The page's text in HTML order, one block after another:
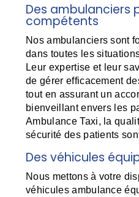
Des ambulanciers
compétents
Nos ambulanciers sont
dans toutes les
Leur expertise et leur
de gérer efficacement
tout en assurant un
bienveillant envers les
Ambulance Taxi, la
sécurité des patients
Des véhicules
Nous mettons à votre
véhicules ambulance